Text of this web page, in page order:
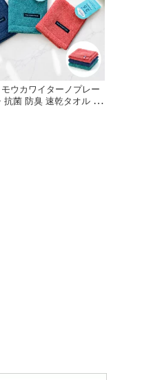
ウカワイターノプレー
抗菌 防臭 速乾タオル 部
ー グリーン レッド 吸
ートウエル 内祝い 出産